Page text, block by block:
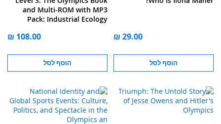
הוסף לסל
and Multi-ROM with MP3
Pack: Industrial Ecology
הוסף לסל